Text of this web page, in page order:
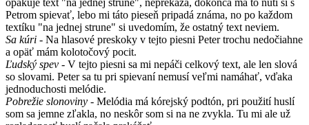
Petrom spievať, lebo mi táto pieseň pripadá známa, no po každom
textíku "na jednej strune" si uvedomím, že ostatný text neviem.
Sa kúri - Na hlasové preskoky v tejto piesni Peter trochu nedočiahne
a opäť mám kolotočový pocit.
Ľudský spev - V tejto piesni sa mi nepáči celkový text, ale len slová
so slovami. Peter sa tu pri spievaní nemusí veľmi namáhať, vďaka
jednoduchosti melódie.
Pobrežie slonoviny - Melódia má kórejský podtón, pri použití huslí
som sa jemne zľakla, no neskôr som si na ne zvykla. Tu mi ale už